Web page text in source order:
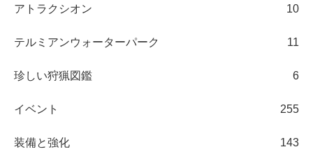
アトラクシオン 10
テルミアンウォーターパーク 11
珍しい狩猟図鑑 6
イベント 255
装備と強化 143